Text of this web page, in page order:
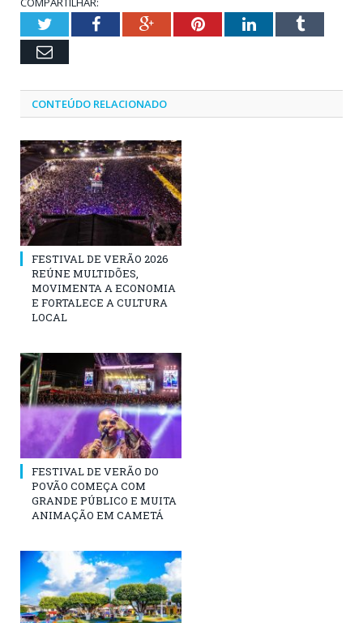
TwitterFacebookGoogle+PinterestLinkedInTumblr
Email
CONTEÚDO RELACIONADO
FESTIVAL DE VERÃO 2026
REÚNE MULTIDÕES,
MOVIMENTA A ECONOMIA
E FORTALECE A CULTURA
LOCAL
FESTIVAL DE VERÃO DO
POVÃO COMEÇA COM
GRANDE PÚBLICO E MUITA
ANIMAÇÃO EM CAMETÁ